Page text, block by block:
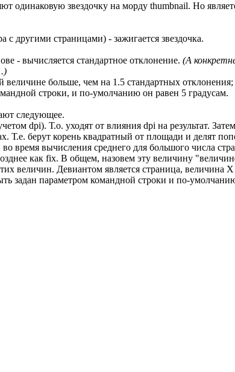
одинаковую звездочку на морду thumbnail. Но
другими страницами) - зажигается звездочка.
- вычисляется стандартное отклонение. (А
величине больше, чем на 1.5 стандартных
строки, и по-умолчанию он равен 5 градусам.
следующее.
dpi). Т.о. уходят от влияния dpi на результат.
Т.е. берут корень квадратный от площади и делят
время вычисления среднего для большого числа
как fix. В общем, назовем эту величину
величин. Девиантом является страница, величина X
задан параметром командной строки и по-